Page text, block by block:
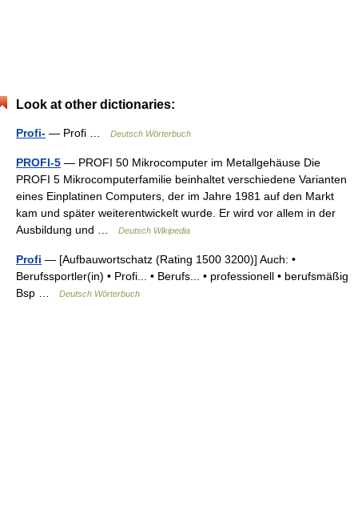
Look at other dictionaries:
Profi- — Profi … Deutsch Wörterbuch
PROFI-5 — PROFI 50 Mikrocomputer im Metallgehäuse Die
PROFI 5 Mikrocomputerfamilie beinhaltet verschiedene Varianten
eines Einplatinen Computers, der im Jahre 1981 auf den Markt
kam und später weiterentwickelt wurde. Er wird vor allem in der
Ausbildung und …
Deutsch Wikipedia
Profi — [Aufbauwortschatz (Rating 1500 3200)] Auch: •
Berufssportler(in) • Profi... • Berufs... • professionell • berufsmäßig
Bsp …
Deutsch Wörterbuch